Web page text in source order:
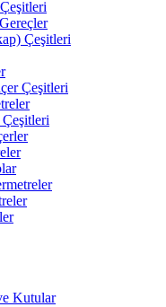
Çeşitleri
Çeşitleri
Kutular